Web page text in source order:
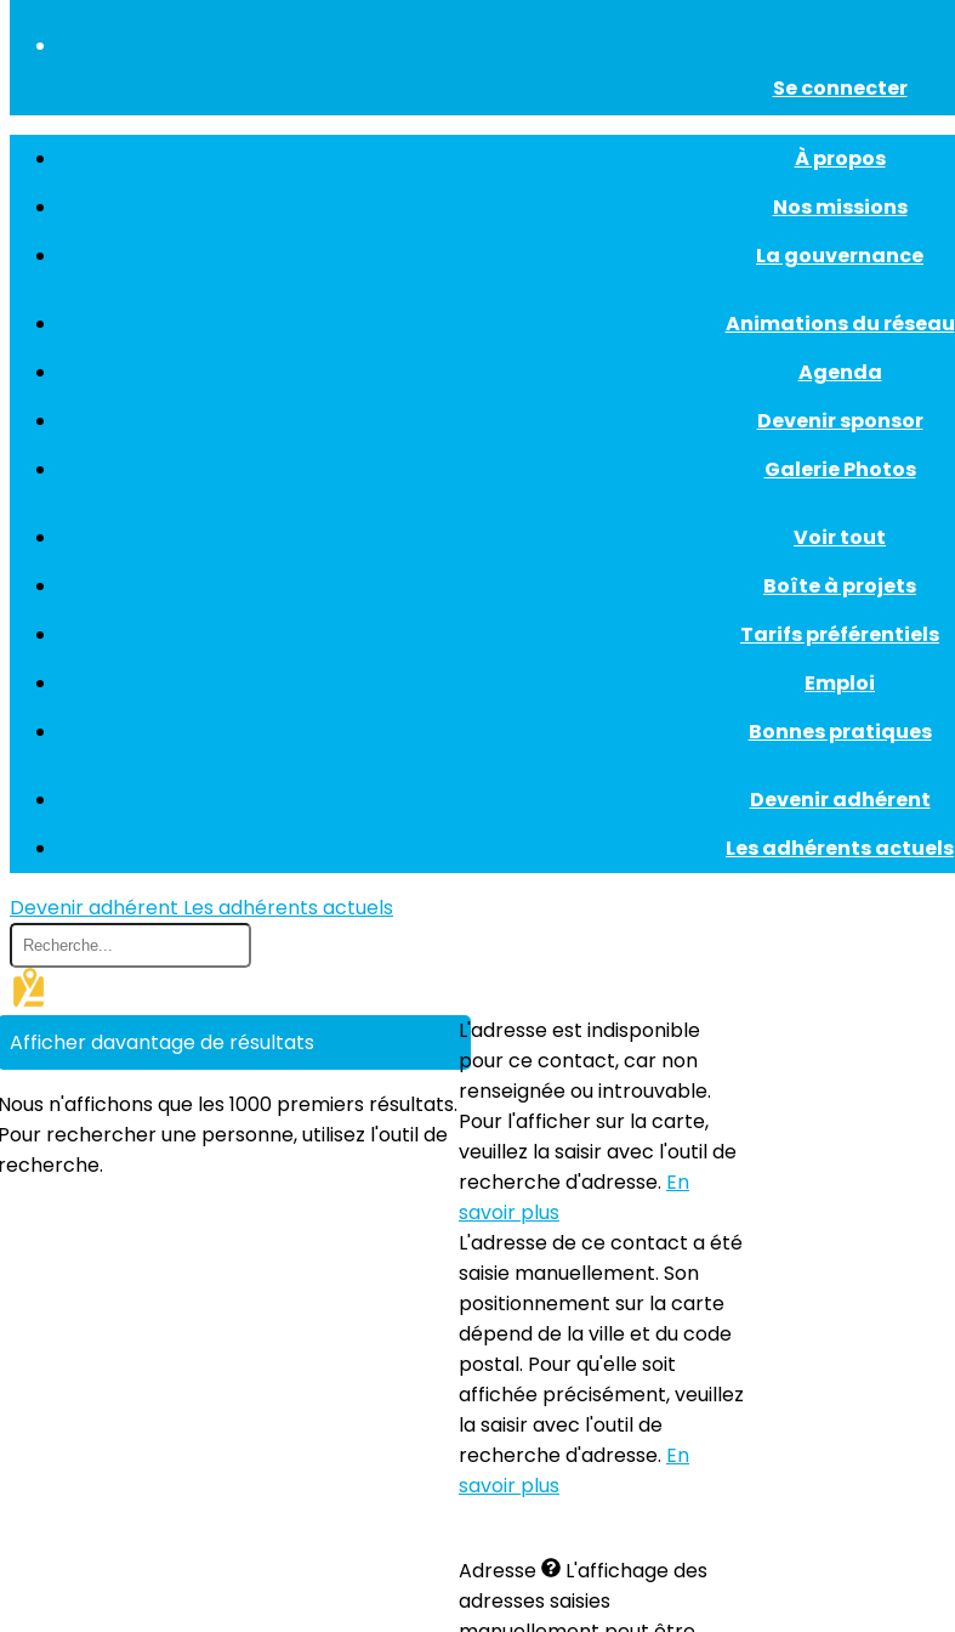
Se connecter
À propos
Nos missions
La gouvernance
Animations du réseau
Agenda
Devenir sponsor
Galerie Photos
Voir tout
Boîte à projets
Tarifs préférentiels
Emploi
Bonnes pratiques
Devenir adhérent
Les adhérents actuels
Devenir adhérent Les adhérents actuels
Afficher davantage de résultats
n'affichons que les 1000 premiers résultats.
rechercher une personne, utilisez l'outil de
L'adresse est indisponible
pour ce contact, car non
renseignée ou introuvable.
Pour l'afficher sur la carte,
veuillez la saisir avec l'outil de
recherche d'adresse. En
savoir plus
L'adresse de ce contact a été
saisie manuellement. Son
positionnement sur la carte
dépend de la ville et du code
postal. Pour qu'elle soit
affichée précisément, veuillez
la saisir avec l'outil de
recherche d'adresse. En
savoir plus
Adresse
L'affichage des
adresses saisies